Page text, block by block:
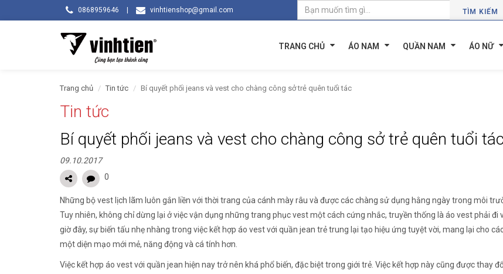
0868959646 vinhtienshop@gmail.com TÌM KIẾM
TRANG CHỦ ÁO NAM QUẦN NAM ÁO NỮ
Trang chủ Tin tức Bí quyết phối jeans và vest cho chàng công sở trẻ quên tuổi tác
Tin tức
Bí quyết phối jeans và vest cho chàng công sở trẻ quên tuổi tác
09.10.2017
0
Những bộ vest lịch lãm luôn gắn liền với thời trang của cánh mày râu và được các chàng sử dụng hằng ngày trong môi
Tuy nhiên, không chỉ dừng lại ở việc vận dụng những trang phục vest một cách cứng nhắc, truyền thống là áo vest phải đi
giờ đây, sự biến tấu nhẹ nhàng trong việc kết hợp áo vest với quần jean trẻ trung lại tạo hiệu ứng tuyệt vời, mang lại cho
một diện mạo mới mẻ, năng động và cá tính hơn.
Việc kết hợp áo vest với quần jean hiện nay trở nên khá phổ biến, đặc biệt trong giới trẻ. Việc kết hợp này cũng được thay